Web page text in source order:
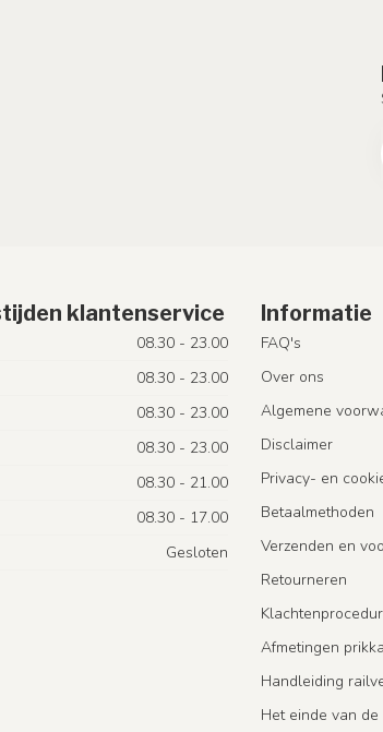
klantenservice
08.30 - 23.00
08.30 - 23.00
08.30 - 23.00
08.30 - 23.00
08.30 - 21.00
08.30 - 17.00
Gesloten
Informatie
FAQ's
Over ons
Algemene
Disclaimer
Privacy- en
Betaalmethoden
Verzenden en
Retourneren
Afmetingen
Handleiding
Het einde van